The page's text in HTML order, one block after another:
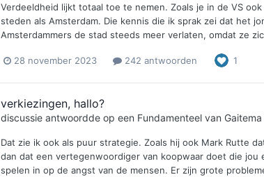
Verdeeldheid lijkt totaal toe te nemen. Zoals je in de VS
steden als Amsterdam. Die kennis die ik sprak zei dat het
Amsterdammers de stad steeds meer verlaten, omdat ze
28 november 2023 242 antwoorden 1
verkiezingen, hallo?
discussie antwoordde op een Fundamenteel van Gaitema
Dat zie ik ook als puur strategie. Zoals hij ook Mark Rutte
dan dat een vertegenwoordiger van koopwaar doet die
spelen in op de angst van de mensen. Er zijn grote